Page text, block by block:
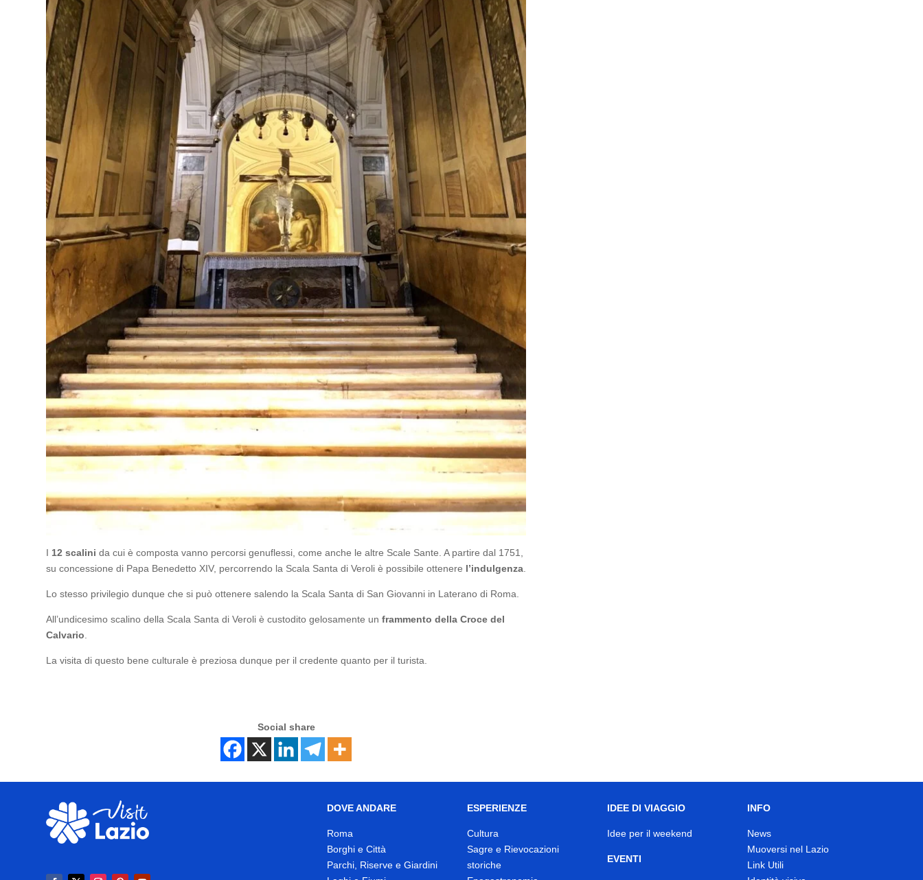
I 12 scalini da cui è composta vanno percorsi genuflessi, come anche le altre Scale Sante. A partire dal 1751,
su concessione di Papa Benedetto XIV, percorrendo la Scala Santa di Veroli è possibile ottenere l’indulgenza.
Lo stesso privilegio dunque che si può ottenere salendo la Scala Santa di San Giovanni in Laterano di Roma.
All’undicesimo scalino della Scala Santa di Veroli è custodito gelosamente unframmento della Croce del
Calvario.
La visita di questo bene culturale è preziosa dunque per il credente quanto per il turista.
Social share
DOVE ANDARE
Roma
Borghi e Città
Parchi, Riserve e Giardini
ESPERIENZE
Cultura
Sagre e Rievocazioni
storiche
IDEE DI VIAGGIO
Idee per il weekend
EVENTI
INFO
News
Muoversi nel Lazio
Link Utili